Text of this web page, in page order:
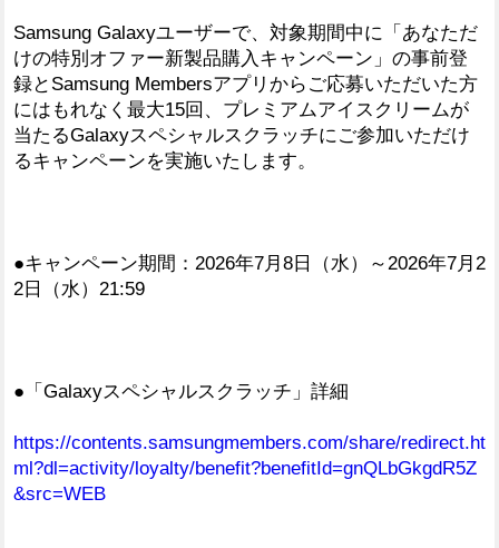
Samsung Galaxyユーザーで、対象期間中に「あなただ
けの特別オファー新製品購入キャンペーン」の事前登
録とSamsung Membersアプリからご応募いただいた方
にはもれなく最大15回、プレミアムアイスクリームが
当たるGalaxyスペシャルスクラッチにご参加いただけ
るキャンペーンを実施いたします。
●キャンペーン期間：2026年7月8日（水）～2026年7月2
2日（水）21:59
●「Galaxyスペシャルスクラッチ」詳細
https://contents.samsungmembers.com/share/redirect.ht
ml?dl=activity/loyalty/benefit?benefitId=gnQLbGkgdR5Z
&src=WEB